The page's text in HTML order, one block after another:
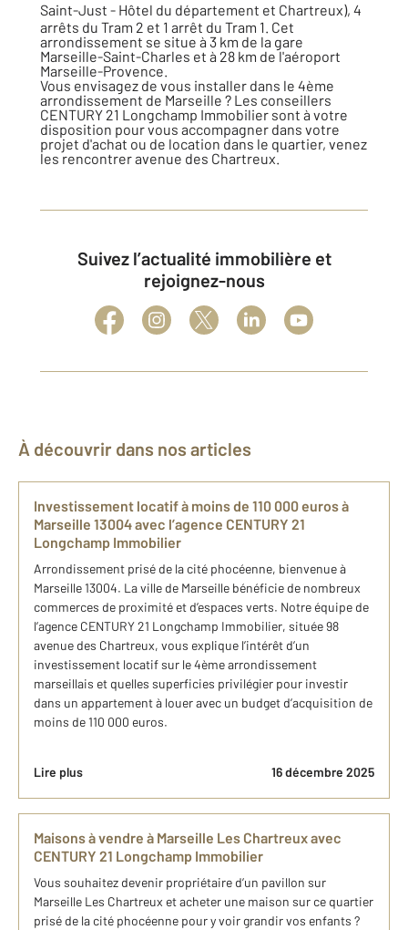
Saint-Just - Hôtel du département et Chartreux), 4
arrêts du Tram 2 et 1 arrêt du Tram 1. Cet
arrondissement se situe à 3 km de la gare
Marseille-Saint-Charles et à 28 km de l'aéroport
Marseille-Provence.
Vous envisagez de vous installer dans le 4ème
arrondissement de Marseille ? Les conseillers
CENTURY 21 Longchamp Immobilier sont à votre
disposition pour vous accompagner dans votre
projet d'achat ou de location dans le quartier, venez
les rencontrer avenue des Chartreux.
Suivez l’actualité immobilière et
rejoignez-nous
À découvrir dans nos articles
Investissement locatif à moins de 110 000 euros à
Marseille 13004 avec l’agence CENTURY 21
Longchamp Immobilier
Arrondissement prisé de la cité phocéenne, bienvenue à
Marseille 13004. La ville de Marseille bénéficie de nombreux
commerces de proximité et d’espaces verts. Notre équipe de
l’agence CENTURY 21 Longchamp Immobilier, située 98
avenue des Chartreux, vous explique l’intérêt d’un
investissement locatif sur le 4ème arrondissement
marseillais et quelles superficies privilégier pour investir
dans un appartement à louer avec un budget d’acquisition de
moins de 110 000 euros.
Lire plus 16 décembre 2025
Maisons à vendre à Marseille Les Chartreux avec
CENTURY 21 Longchamp Immobilier
Vous souhaitez devenir propriétaire d’un pavillon sur
Marseille Les Chartreux et acheter une maison sur ce quartier
prisé de la cité phocéenne pour y voir grandir vos enfants ?